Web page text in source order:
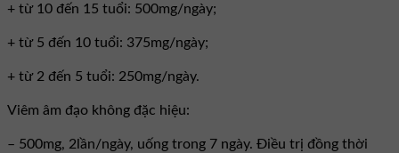
+ từ 10 đến 15 tuổi: 500mg/ngày;
+ từ 5 đến 10 tuổi: 375mg/ngày;
+ từ 2 đến 5 tuổi: 250mg/ngày.
Viêm âm đạo không đặc hiệu:
– 500mg, 2lần/ngày, uống trong 7 ngày. Ðiều trị đồng thời